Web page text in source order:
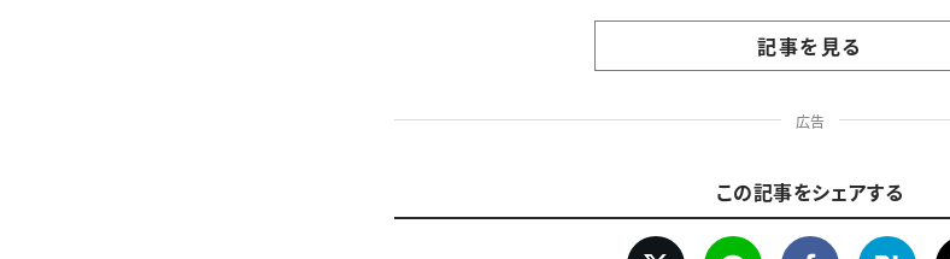
記事を見る
広告
この記事をシェアする